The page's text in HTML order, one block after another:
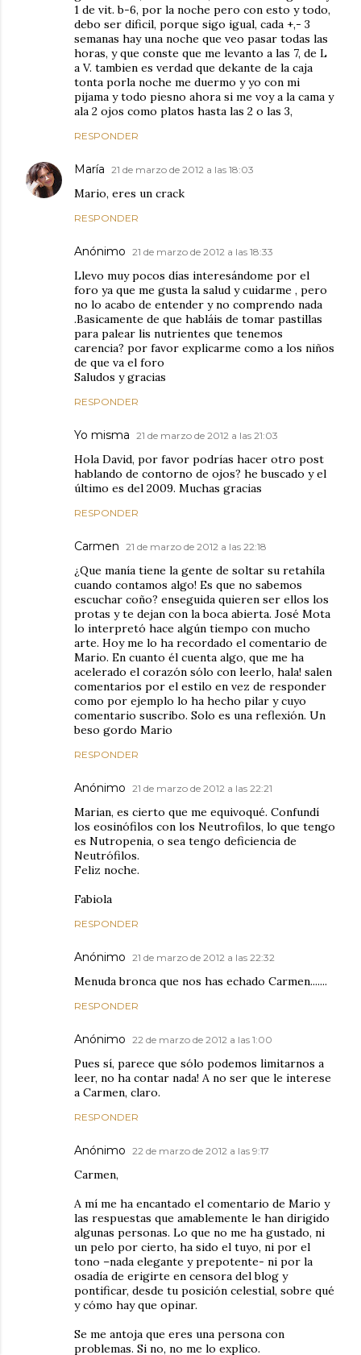
1 de vit. b-6, por la noche pero con esto y todo,
debo ser dificil, porque sigo igual, cada +,- 3
semanas hay una noche que veo pasar todas las
horas, y que conste que me levanto a las 7, de L
a V. tambien es verdad que dekante de la caja
tonta porla noche me duermo y yo con mi
pijama y todo piesno ahora si me voy a la cama y
ala 2 ojos como platos hasta las 2 o las 3,
RESPONDER
María 21 de marzo de 2012 a las 18:03
Mario, eres un crack
RESPONDER
Anónimo 21 de marzo de 2012 a las 18:33
Llevo muy pocos días interesándome por el
foro ya que me gusta la salud y cuidarme , pero
no lo acabo de entender y no comprendo nada
.Basicamente de que habláis de tomar pastillas
para palear lis nutrientes que tenemos
carencia? por favor explicarme como a los niños
de que va el foro
Saludos y gracias
RESPONDER
Yo misma 21 de marzo de 2012 a las 21:03
Hola David, por favor podrías hacer otro post
hablando de contorno de ojos? he buscado y el
último es del 2009. Muchas gracias
RESPONDER
Carmen 21 de marzo de 2012 a las 22:18
¿Que manía tiene la gente de soltar su retahíla
cuando contamos algo! Es que no sabemos
escuchar coño? enseguida quieren ser ellos los
protas y te dejan con la boca abierta. José Mota
lo interpretó hace algún tiempo con mucho
arte. Hoy me lo ha recordado el comentario de
Mario. En cuanto él cuenta algo, que me ha
acelerado el corazón sólo con leerlo, hala! salen
comentarios por el estilo en vez de responder
como por ejemplo lo ha hecho pilar y cuyo
comentario suscribo. Solo es una reflexión. Un
beso gordo Mario
RESPONDER
Anónimo 21 de marzo de 2012 a las 22:21
Marian, es cierto que me equivoqué. Confundí
los eosinófilos con los Neutrofilos, lo que tengo
es Nutropenia, o sea tengo deficiencia de
Neutrófilos.
Feliz noche.
Fabiola
RESPONDER
Anónimo 21 de marzo de 2012 a las 22:32
Menuda bronca que nos has echado Carmen.......
RESPONDER
Anónimo 22 de marzo de 2012 a las 1:00
Pues sí, parece que sólo podemos limitarnos a
leer, no ha contar nada! A no ser que le interese
a Carmen, claro.
RESPONDER
Anónimo 22 de marzo de 2012 a las 9:17
Carmen,
A mí me ha encantado el comentario de Mario y
las respuestas que amablemente le han dirigido
algunas personas. Lo que no me ha gustado, ni
un pelo por cierto, ha sido el tuyo, ni por el
tono –nada elegante y prepotente- ni por la
osadía de erigirte en censora del blog y
pontificar, desde tu posición celestial, sobre qué
y cómo hay que opinar.
Se me antoja que eres una persona con
problemas. Si no, no me lo explico.